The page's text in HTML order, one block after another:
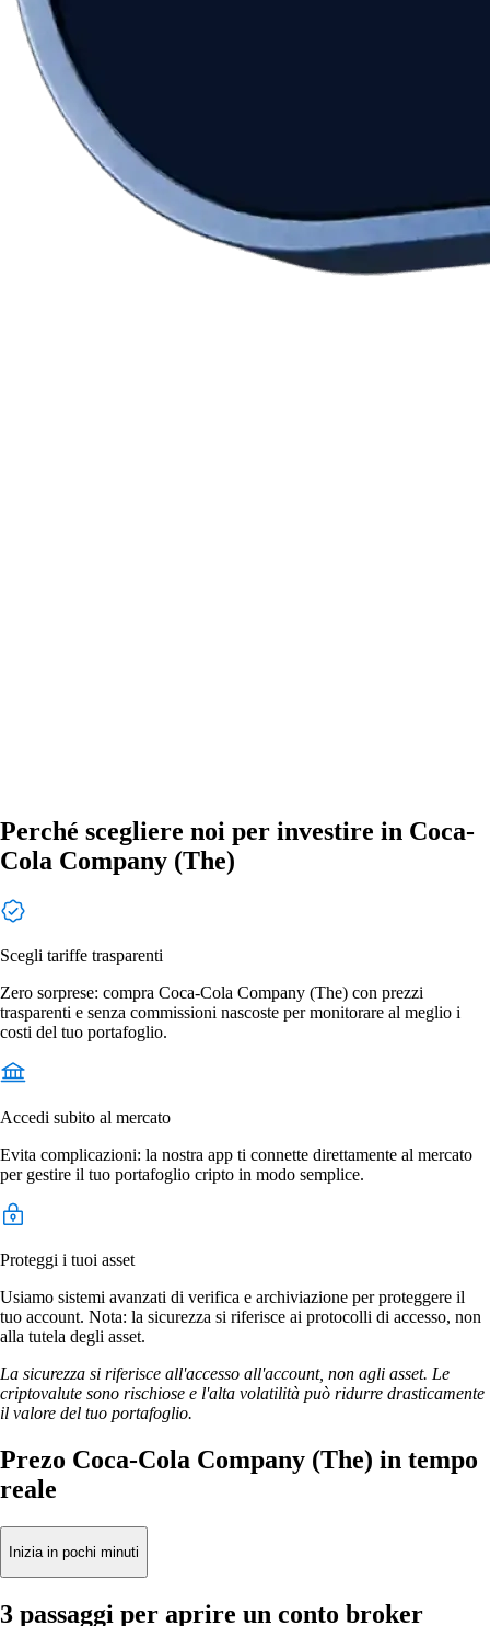
Perché scegliere noi per investire in Coca-
Cola Company (The)
Scegli tariffe trasparenti
Zero sorprese: compra Coca-Cola Company (The) con prezzi
trasparenti e senza commissioni nascoste per monitorare al meglio i
costi del tuo portafoglio.
Accedi subito al mercato
Evita complicazioni: la nostra app ti connette direttamente al mercato
per gestire il tuo portafoglio cripto in modo semplice.
Proteggi i tuoi asset
Usiamo sistemi avanzati di verifica e archiviazione per proteggere il
tuo account. Nota: la sicurezza si riferisce ai protocolli di accesso, non
alla tutela degli asset.
La sicurezza si riferisce all'accesso all'account, non agli asset. Le
criptovalute sono rischiose e l'alta volatilità può ridurre drasticamente
il valore del tuo portafoglio.
Prezo Coca-Cola Company (The) in tempo
reale
Inizia in pochi minuti
3 passaggi per aprire un conto broker